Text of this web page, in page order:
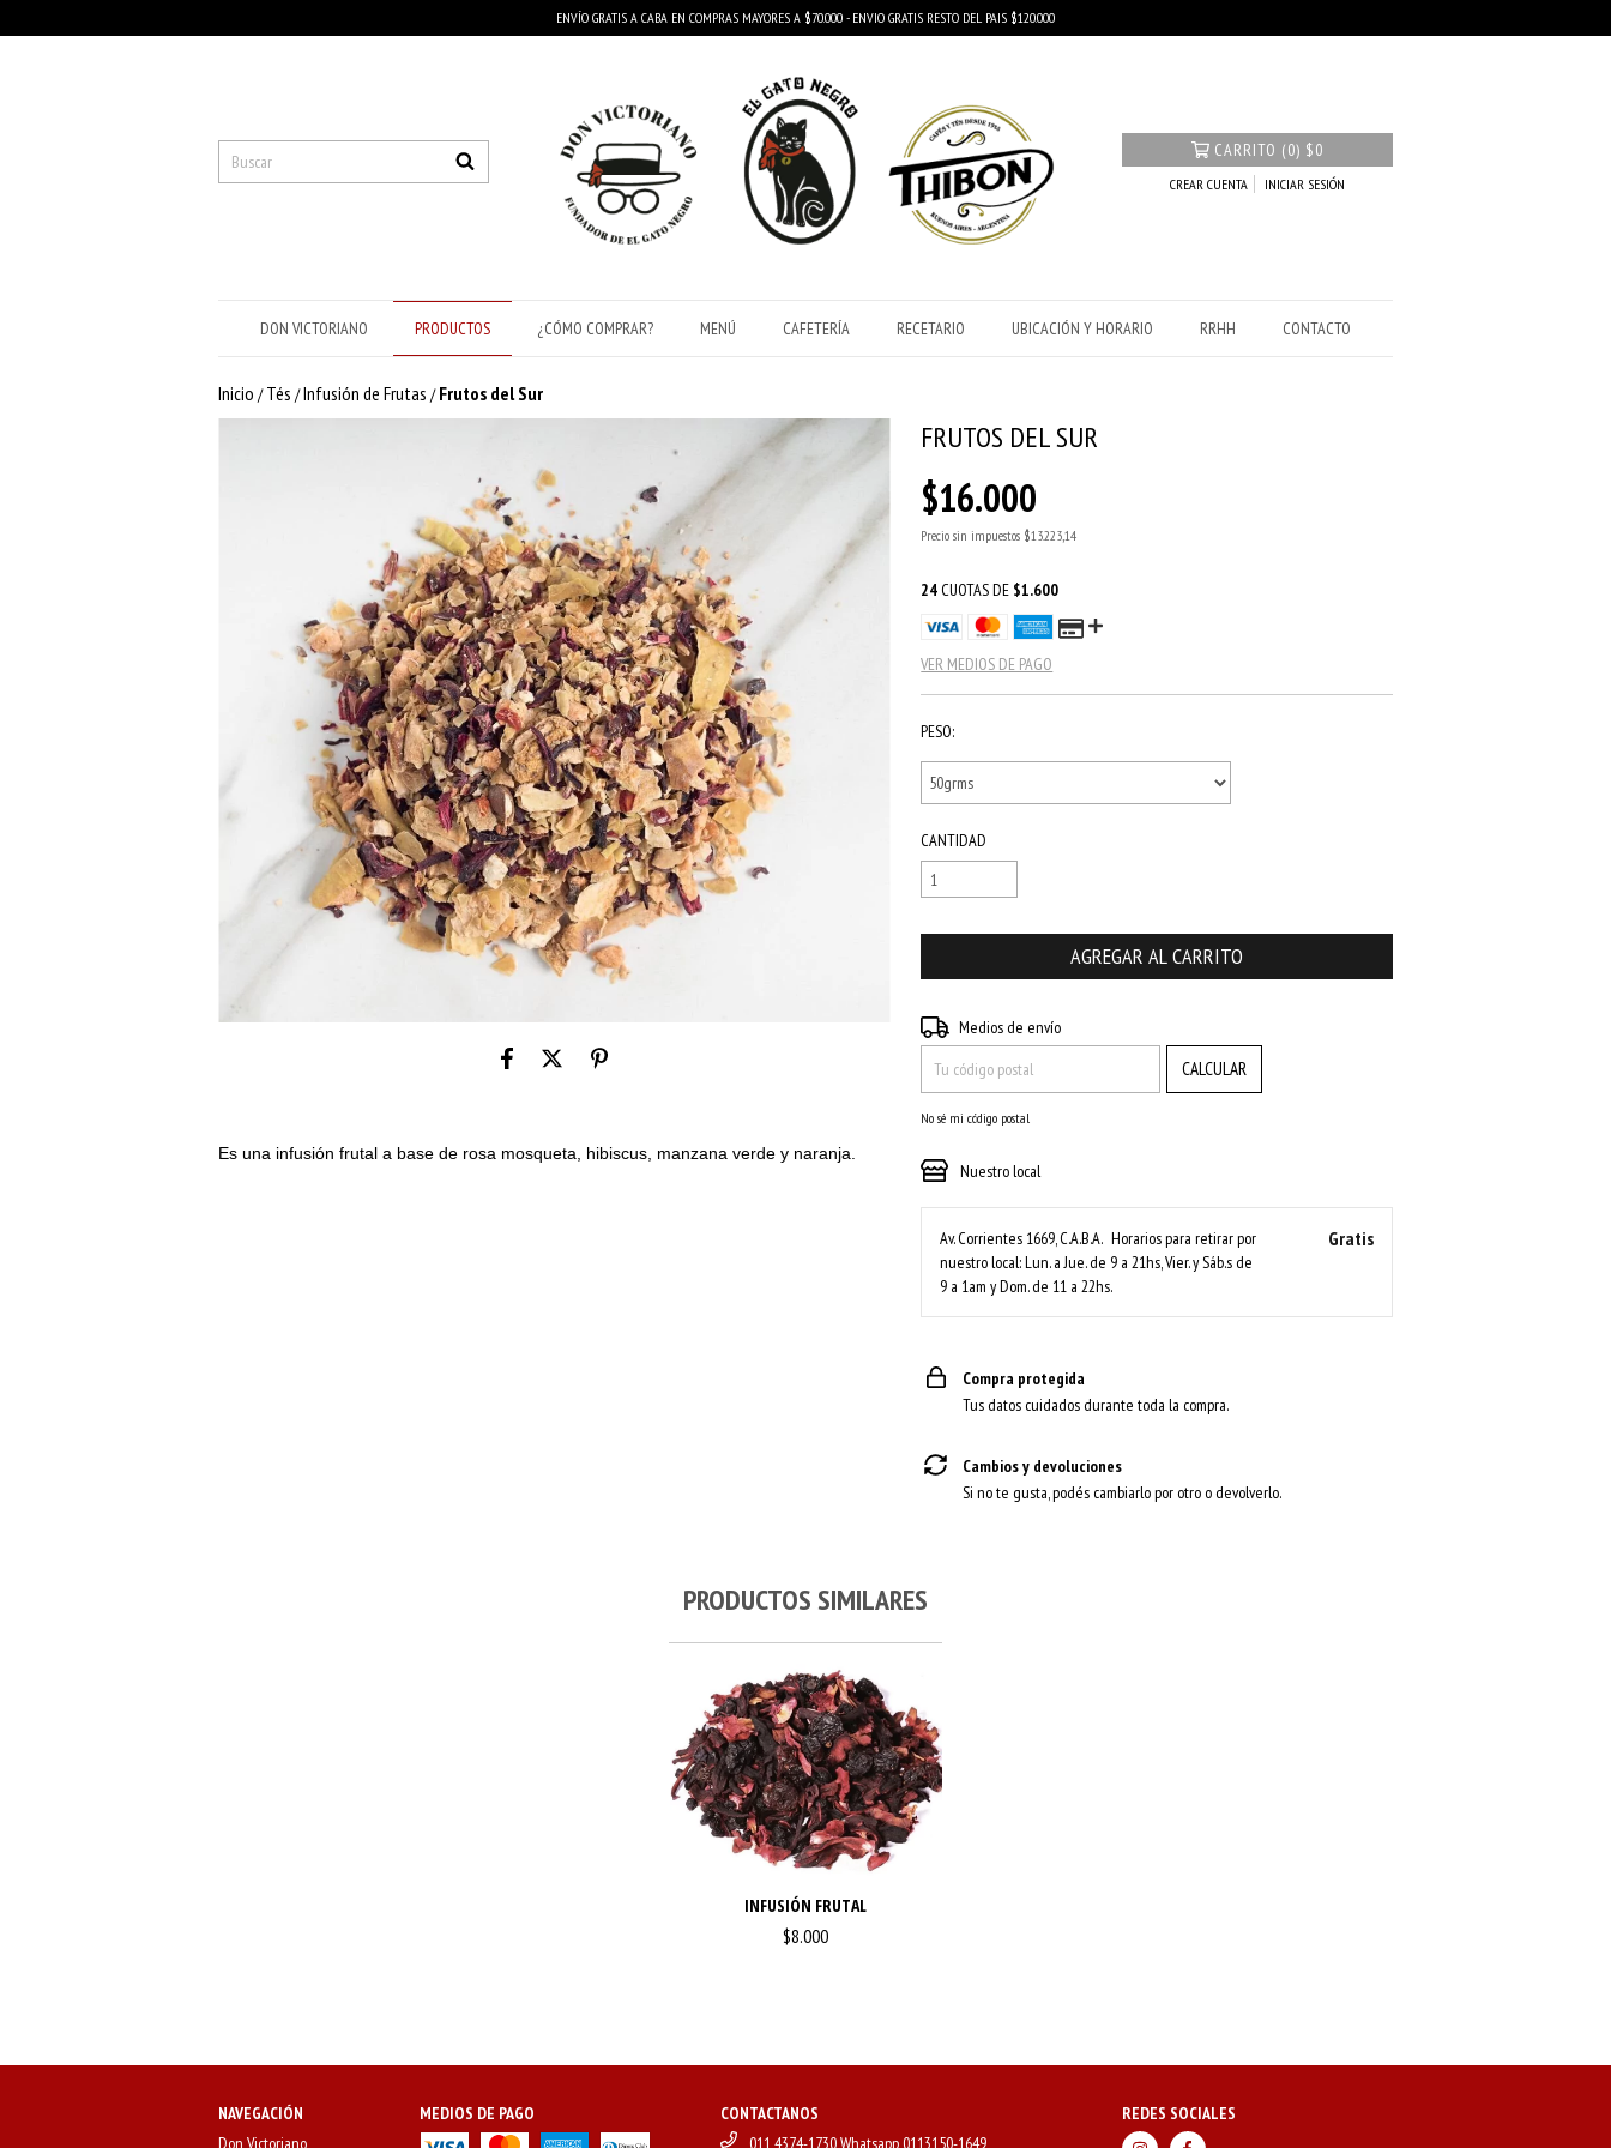
ENVÍO GRATIS A CABA EN COMPRAS MAYORES A $70.000 - ENVIO GRATIS RESTO DEL PAIS $120.000
CARRITO (0) $0
CREAR CUENTA INICIAR SESIÓN
DON VICTORIANO PRODUCTOS ¿CÓMO COMPRAR? MENÚ CAFETERÍA RECETARIO UBICACIÓN Y HORARIO RRHH CONTACTO
Inicio / Tés /Infusión de Frutas / Frutos del Sur
Es una infusión frutal a base de rosa mosqueta, hibiscus, manzana verde y naranja.
FRUTOS DEL SUR
$16.000
Precio sin impuestos $13.223,14
24 CUOTAS DE $1.600
VER MEDIOS DE PAGO
PESO:
CANTIDAD
Entregas para el CP:
Medios de envío
CALCULAR
No sé mi código postal
Nuestro local
Av. Corrientes 1669, C.A.B.A. Horarios para retirar por
nuestro local: Lun. a Jue. de 9 a 21hs, Vier. y Sáb.s de
9 a 1am y Dom. de 11 a 22hs.
Gratis
Compra protegida
Tus datos cuidados durante toda la compra.
Cambios y devoluciones
Si no te gusta, podés cambiarlo por otro o devolverlo.
PRODUCTOS SIMILARES
INFUSIÓN FRUTAL
$8.000
NAVEGACIÓN
MEDIOS DE PAGO
CONTACTANOS
REDES SOCIALES